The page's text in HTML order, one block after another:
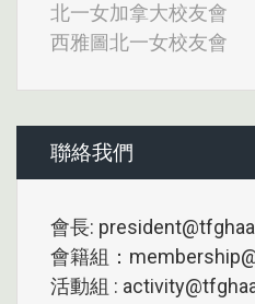
北一女加拿大校友會
西雅圖北一女校友會
聯絡我們
會長:
會籍組：
活動組 :